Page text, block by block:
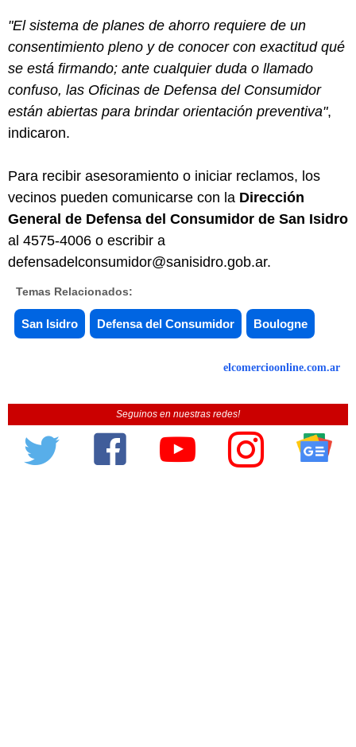
"El sistema de planes de ahorro requiere de un
consentimiento pleno y de conocer con exactitud qué
se está firmando; ante cualquier duda o llamado
confuso, las Oficinas de Defensa del Consumidor
están abiertas para brindar orientación preventiva",
indicaron.
Para recibir asesoramiento o iniciar reclamos, los
vecinos pueden comunicarse con la Dirección
General de Defensa del Consumidor de San Isidro
al 4575-4006 o escribir a
defensadelconsumidor@sanisidro.gob.ar.
Temas Relacionados:
San Isidro Defensa del Consumidor Boulogne
elcomercioonline.com.ar
Seguinos en nuestras redes!